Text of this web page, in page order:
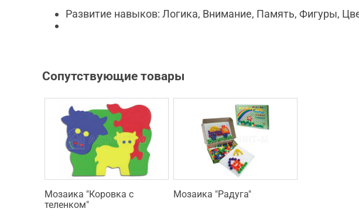
Развитие навыков: Логика, Внимание, Память, Фигуры,
Сопутствующие товары
Мозаика "Коровка с
теленком"
Мозаика "Радуга"